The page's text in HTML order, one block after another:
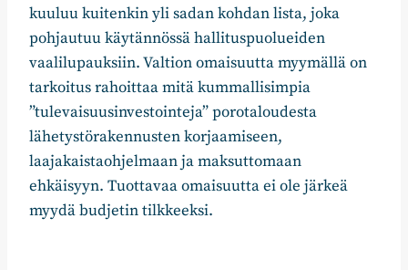
kuuluu kuitenkin yli sadan kohdan lista, joka
pohjautuu käytännössä hallituspuolueiden
vaalilupauksiin. Valtion omaisuutta myymällä on
tarkoitus rahoittaa mitä kummallisimpia
”tulevaisuusinvestointeja” porotaloudesta
lähetystörakennusten korjaamiseen,
laajakaistaohjelmaan ja maksuttomaan
ehkäisyyn. Tuottavaa omaisuutta ei ole järkeä
myydä budjetin tilkkeeksi.